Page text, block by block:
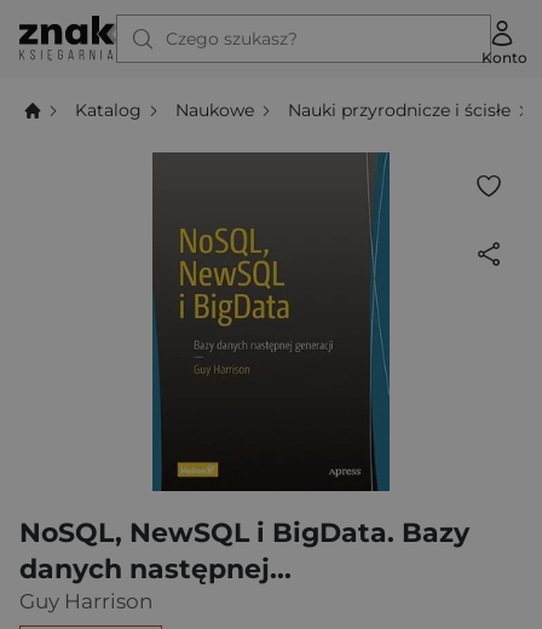
Czego szukasz?
Konto
Katalog Naukowe Nauki przyrodnicze i ścisłe
NoSQL, NewSQL i BigData. Bazy
danych następnej...
Guy Harrison